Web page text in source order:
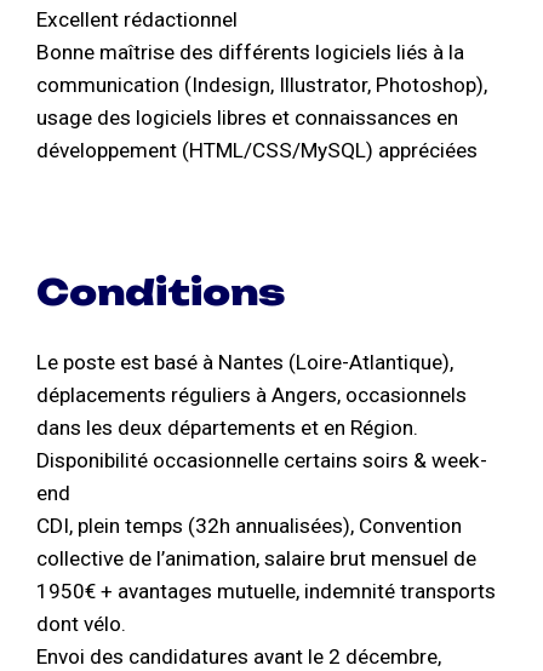
Excellent rédactionnel
Bonne maîtrise des différents logiciels liés à la
communication (Indesign, Illustrator, Photoshop),
usage des logiciels libres et connaissances en
développement (HTML/CSS/MySQL) appréciées
Conditions
Le poste est basé à Nantes (Loire-Atlantique),
déplacements réguliers à Angers, occasionnels
dans les deux départements et en Région.
Disponibilité occasionnelle certains soirs & week-
end
CDI, plein temps (32h annualisées), Convention
collective de l’animation, salaire brut mensuel de
1950€ + avantages mutuelle, indemnité transports
dont vélo.
Envoi des candidatures avant le 2 décembre,